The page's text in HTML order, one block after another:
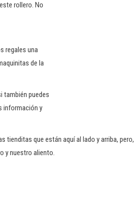
rollero. No
regales una
de la
también puedes
información y
tienditas que están aquí al lado y arriba, pero,
y nuestro aliento.